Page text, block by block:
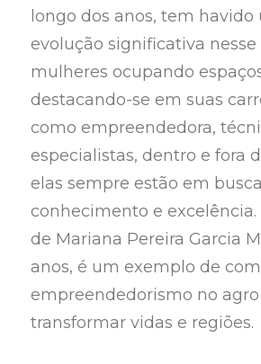
longo dos anos, tem havido
evolução significativa nesse
mulheres ocupando
destacando-se em suas
como empreendedora,
especialistas, dentro e fora
elas sempre estão em
conhecimento e excelência.
de Mariana Pereira Garcia
anos, é um exemplo de
empreendedorismo no
transformar vidas e regiões.